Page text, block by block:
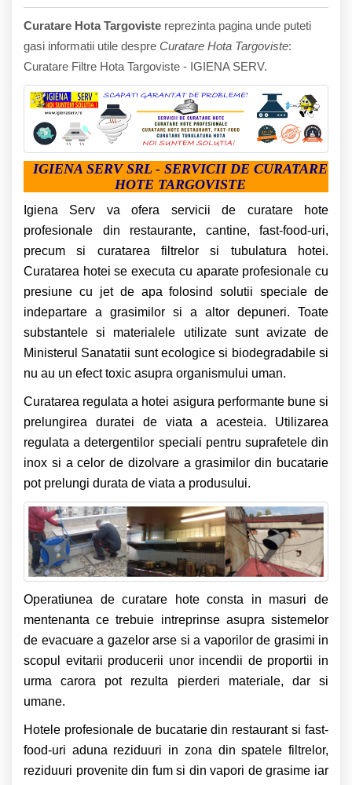
Curatare Hota Targoviste reprezinta pagina unde puteti
gasi informatii utile despre Curatare Hota Targoviste:
Curatare Filtre Hota Targoviste - IGIENA SERV.
IGIENA SERV SRL - SERVICII DE CURATARE
HOTE TARGOVISTE
Igiena Serv va ofera servicii de curatare hote
profesionale din restaurante, cantine, fast-food-uri,
precum si curatarea filtrelor si tubulatura hotei.
Curatarea hotei se executa cu aparate profesionale cu
presiune cu jet de apa folosind solutii speciale de
indepartare a grasimilor si a altor depuneri. Toate
substantele si materialele utilizate sunt avizate de
Ministerul Sanatatii sunt ecologice si biodegradabile si
nu au un efect toxic asupra organismului uman.
Curatarea regulata a hotei asigura performante bune si
prelungirea duratei de viata a acesteia. Utilizarea
regulata a detergentilor speciali pentru suprafetele din
inox si a celor de dizolvare a grasimilor din bucatarie
pot prelungi durata de viata a produsului.
Operatiunea de curatare hote consta in masuri de
mentenanta ce trebuie intreprinse asupra sistemelor
de evacuare a gazelor arse si a vaporilor de grasimi in
scopul evitarii producerii unor incendii de proportii in
urma carora pot rezulta pierderi materiale, dar si
umane.
Hotele profesionale de bucatarie din restaurant si fast-
food-uri aduna reziduuri in zona din spatele filtrelor,
reziduuri provenite din fum si din vapori de grasime iar